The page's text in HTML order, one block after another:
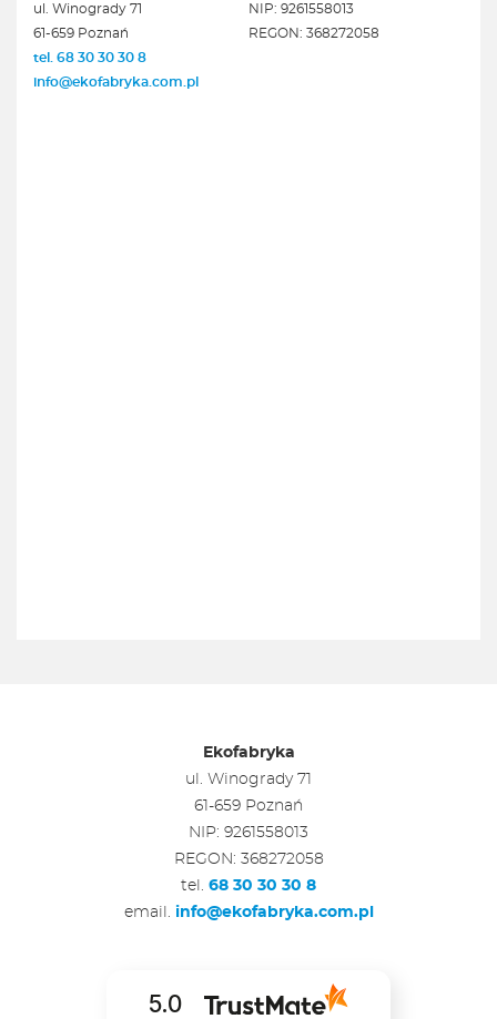
ul. Winogrady 71
61-659 Poznań
tel. 68 30 30 30 8
info@ekofabryka.com.pl
NIP: 9261558013
REGON: 368272058
Ekofabryka
ul. Winogrady 71
61-659 Poznań
NIP: 9261558013
REGON: 368272058
tel. 68 30 30 30 8
email. info@ekofabryka.com.pl
5.0